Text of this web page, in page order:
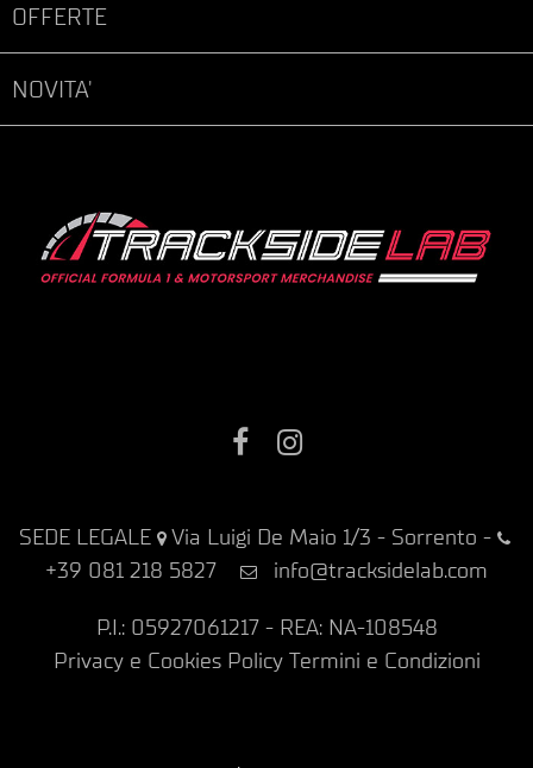
OFFERTE
NOVITA'
Facebook
SEDE LEGALE Via Luigi De Maio 1/3 - Sorrento -
+39 081 218 5827
info@tracksidelab.com
P.I.: 05927061217 - REA: NA-108548
Privacy e Cookies Policy Termini e Condizioni